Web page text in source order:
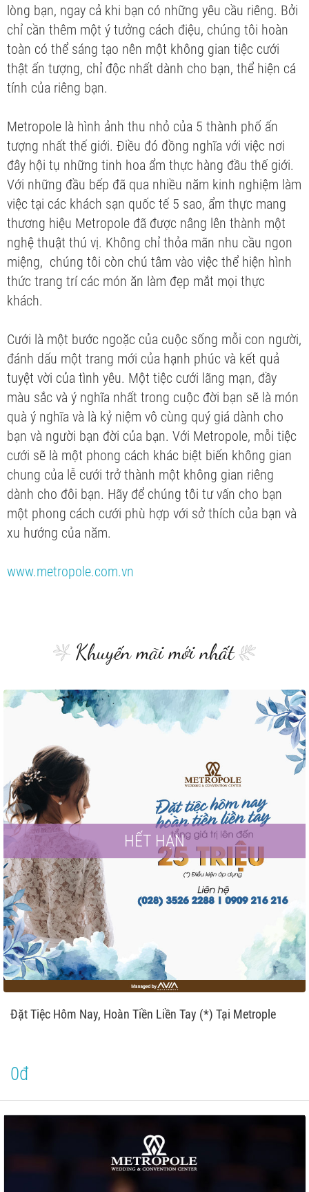
lòng bạn, ngay cả khi bạn có những yêu cầu riêng. Bởi
chỉ cần thêm một ý tưởng cách điệu, chúng tôi hoàn
toàn có thể sáng tạo nên một không gian tiệc cưới
thật ấn tượng, chỉ độc nhất dành cho bạn, thể hiện cá
tính của riêng bạn.
Metropole là hình ảnh thu nhỏ của 5 thành phố ấn
tượng nhất thế giới. Điều đó đồng nghĩa với việc nơi
đây hội tụ những tinh hoa ẩm thực hàng đầu thế giới.
Với những đầu bếp đã qua nhiều năm kinh nghiệm làm
việc tại các khách sạn quốc tế 5 sao, ẩm thực mang
thương hiệu Metropole đã được nâng lên thành một
nghệ thuật thú vị. Không chỉ thỏa mãn nhu cầu ngon
miệng, chúng tôi còn chú tâm vào việc thể hiện hình
thức trang trí các món ăn làm đẹp mắt mọi thực
khách.
Cưới là một bước ngoặc của cuộc sống mỗi con người,
đánh dấu một trang mới của hạnh phúc và kết quả
tuyệt vời của tình yêu. Một tiệc cưới lãng mạn, đầy
màu sắc và ý nghĩa nhất trong cuộc đời bạn sẽ là món
quà ý nghĩa và là kỷ niệm vô cùng quý giá dành cho
bạn và người bạn đời của bạn. Với Metropole, mỗi tiệc
cưới sẽ là một phong cách khác biệt biến không gian
chung của lễ cưới trở thành một không gian riêng
dành cho đôi bạn. Hãy để chúng tôi tư vấn cho bạn
một phong cách cưới phù hợp với sở thích của bạn và
xu hướng của năm.
www.metropole.com.vn
Khuyến mãi mới nhất
HẾT HẠN
Đặt Tiệc Hôm Nay, Hoàn Tiền Liền Tay (*) Tại Metrople
0đ